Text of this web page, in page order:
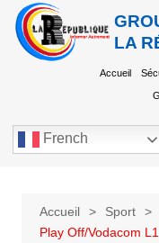
LA
Accueil
French
Accueil
Sport
Play Off/Vodacom